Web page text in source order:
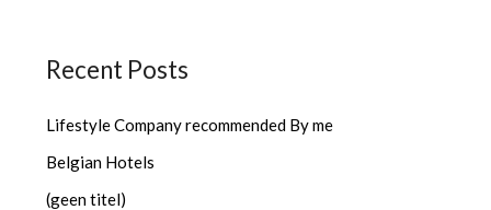
Recent Posts
Lifestyle Company recommended By me
Belgian Hotels
(geen titel)